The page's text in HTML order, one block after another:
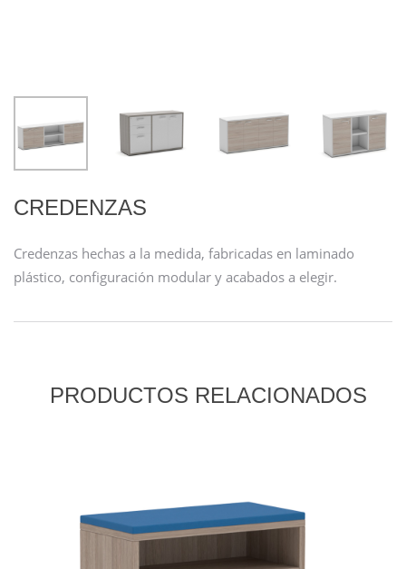
CREDENZAS
Credenzas hechas a la medida, fabricadas en laminado
plástico, configuración modular y acabados a elegir.
PRODUCTOS RELACIONADOS